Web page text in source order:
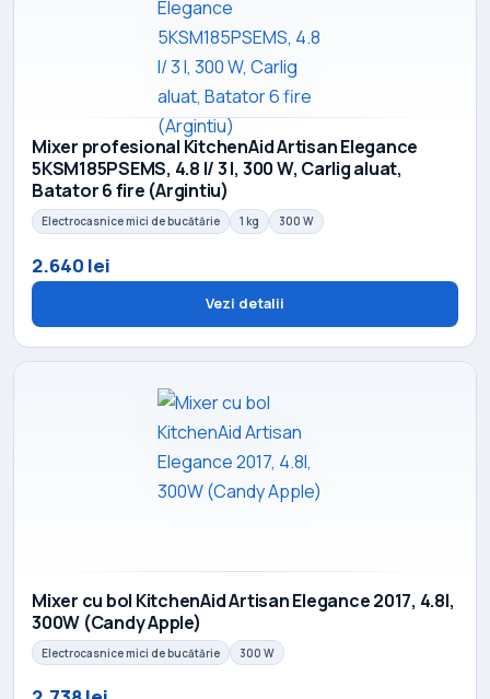
Mixer profesional KitchenAid Artisan Elegance
5KSM185PSEMS, 4.8 l/ 3 l, 300 W, Carlig aluat,
Batator 6 fire (Argintiu)
Electrocasnice mici de bucătărie 1 kg 300 W
2.640 lei
Vezi detalii
Mixer cu bol KitchenAid Artisan Elegance 2017, 4.8l,
300W (Candy Apple)
Electrocasnice mici de bucătărie 300 W